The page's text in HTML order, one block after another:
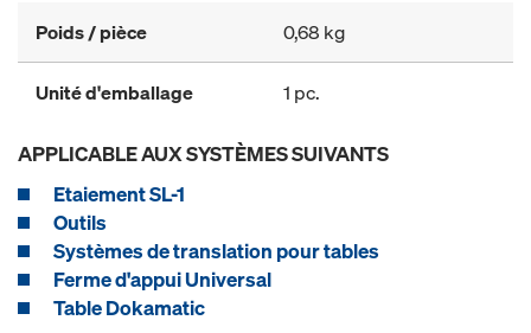
Poids / pièce 0,68 kg
Unité d'emballage 1 pc.
APPLICABLE AUX SYSTÈMES SUIVANTS
Etaiement SL-1
Outils
Systèmes de translation pour tables
Ferme d'appui Universal
Table Dokamatic